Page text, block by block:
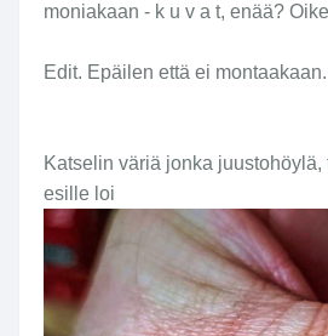
moniakaan - k u v a t, enää?
Edit. Epäilen että ei montaakaan.
Katselin väriä jonka
esille loi